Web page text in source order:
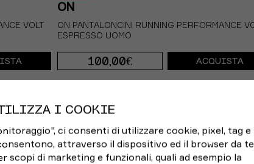
VOLT
ON
ON PANTALONCINI RUNNING PERFORMANCE
ESPRESSO UOMO
100,00€
S M L XL
ACQUISTA
I COOKIE
ci consenti di utilizzare cookie, pixel, tag
attraverso il dispositivo ed il browser da
di marketing e funzionali, quali ad esempio la